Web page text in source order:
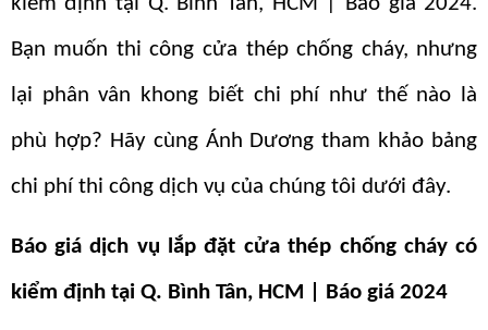
Bạn muốn thi công cửa thép chống cháy, nhưng
lại phân vân khong biết chi phí như thế nào là
phù hợp? Hãy cùng Ánh Dương tham khảo bảng
chi phí thi công dịch vụ của chúng tôi dưới đây.
Báo giá dịch vụ lắp đặt cửa thép chống cháy có
kiểm định tại Q. Bình Tân, HCM | Báo giá 2024